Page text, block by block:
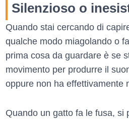
Silenzioso o
Quando stai cercando di
qualche modo miagolando o
prima cosa da guardare è se
movimento per produrre il
oppure non ha effettivamente
Quando un gatto fa le fusa, si